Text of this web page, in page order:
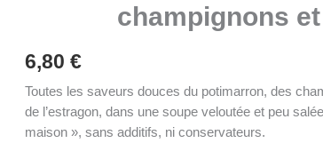
champignons
6,80 €
Toutes les saveurs douces du potimarron, des
de l’estragon, dans une soupe veloutée et peu
maison », sans additifs, ni conservateurs.